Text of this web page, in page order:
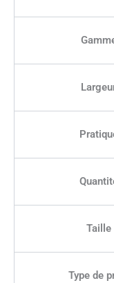
Taille
Type de